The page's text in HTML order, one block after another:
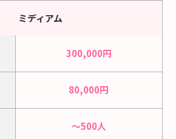
ミディアム
300,000円
80,000円
～500人